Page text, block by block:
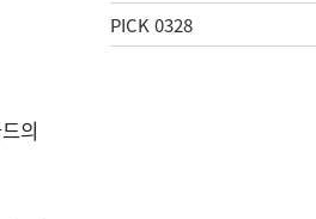
의
PICK 0328